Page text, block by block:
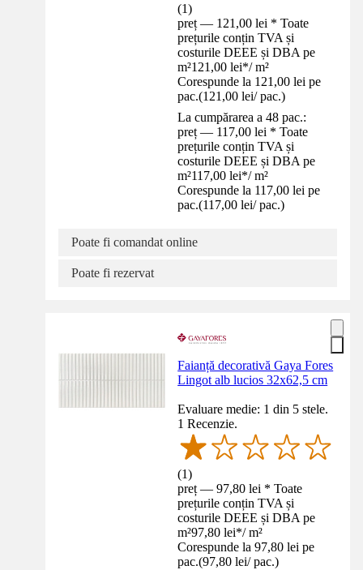
(1)
preț — 121,00 lei * Toate
prețurile conțin TVA și
costurile DEEE și DBA pe
m²121,00 lei*/ m²
Corespunde la 121,00 lei pe
pac.(121,00 lei/ pac.)
La cumpărarea a 48 pac.:
preț — 117,00 lei * Toate
prețurile conțin TVA și
costurile DEEE și DBA pe
m²117,00 lei*/ m²
Corespunde la 117,00 lei pe
pac.(117,00 lei/ pac.)
Poate fi comandat online
Poate fi rezervat
Faianță decorativă Gaya Fores
Lingot alb lucios 32x62,5 cm
Evaluare medie: 1 din 5 stele.
1 Recenzie.
(1)
preț — 97,80 lei * Toate
prețurile conțin TVA și
costurile DEEE și DBA pe
m²97,80 lei*/ m²
Corespunde la 97,80 lei pe
pac.(97,80 lei/ pac.)